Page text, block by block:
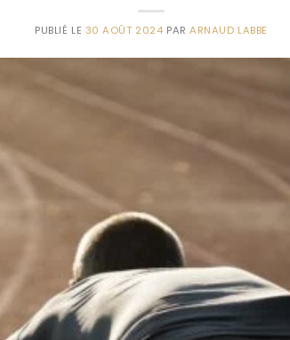
PUBLIÉ LE 30 AOÛT 2024 PARARNAUD LABBE